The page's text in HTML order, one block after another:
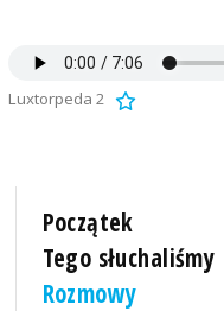
Luxtorpeda 2
Początek
Tego słuchaliśmy
Rozmowy